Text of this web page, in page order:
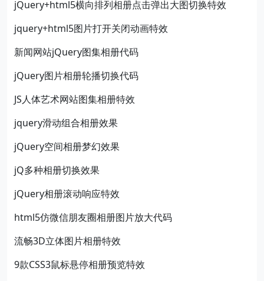
jQuery+html5横向排列相册点击弹出大图切换特效
jquery+html5图片打开关闭动画特效
新闻网站jQuery图集相册代码
jQuery图片相册轮播切换代码
JS人体艺术网站图集相册特效
jquery滑动组合相册效果
jQuery空间相册梦幻效果
jQ多种相册切换效果
jQuery相册滚动响应特效
html5仿微信朋友圈相册图片放大代码
流畅3D立体图片相册特效
9款CSS3鼠标悬停相册预览特效